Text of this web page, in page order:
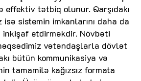
effektiv tətbiq olunur. Qarşıdakı
isə sistemin imkanlarını daha da
etdirməkdir. Növbəti
vətəndaşlarla dövlət
bütün kommunikasiya və
tamamilə kağızsız formata